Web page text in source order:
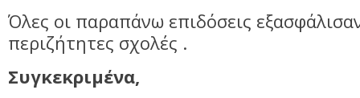
Όλες οι παραπάνω επιδόσεις
περιζήτητες σχολές .
Συγκεκριμένα,